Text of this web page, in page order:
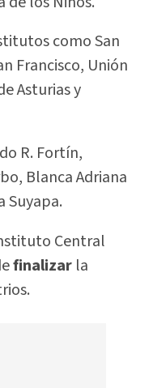
como San
Francisco, Unión
Asturias y
R. Fortín,
Blanca Adriana
Suyapa.
Central
finalizar la